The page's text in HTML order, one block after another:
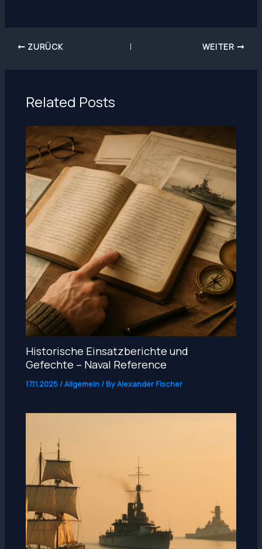
ZURÜCK WEITER
Related Posts
Historische Einsatzberichte und
Gefechte – Naval Reference
17.11.2025/Allgemein/ ByAlexander Fischer